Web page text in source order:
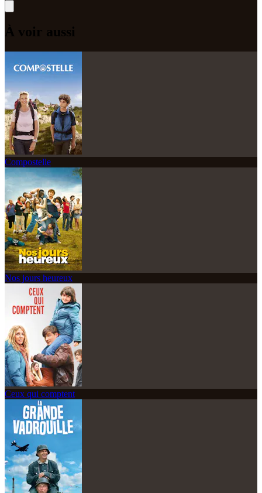
À voir aussi
Compostelle
Nos jours heureux
Ceux qui comptent